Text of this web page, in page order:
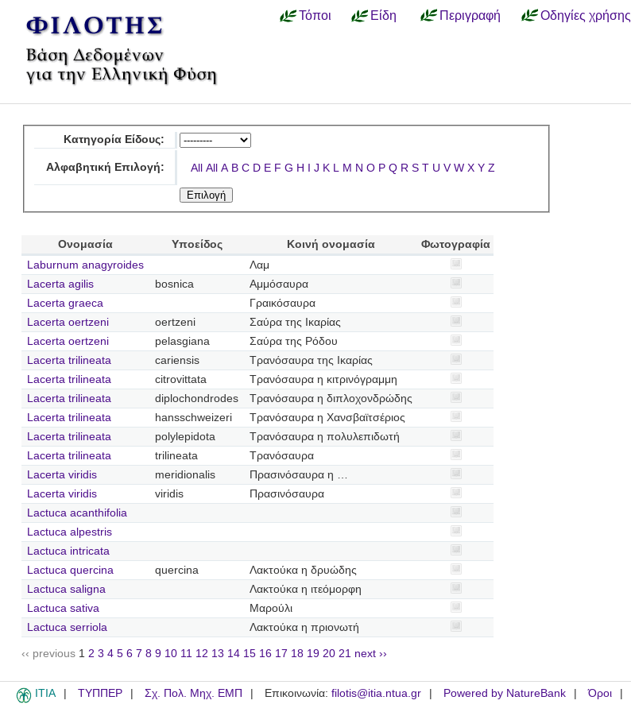
Τόποι Είδη Περιγραφή Οδηγίες χρήσης
Κατηγορία Είδους:
Αλφαβητική Επιλογή: All All A B C D E F G H I J K L M N O P Q R S T U V W X Y Z
Ονομασία Υποείδος Κοινή ονομασία
Φωτογραφία
Laburnum anagyroides
Λαμ
Lacerta agilis
bosnica
Αμμόσαυρα
Lacerta graeca
Γραικόσαυρα
Lacerta oertzeni
oertzeni
Σαύρα της Ικαρίας
Lacerta oertzeni
pelasgiana
Σαύρα της Ρόδου
Lacerta trilineata
cariensis
Τρανόσαυρα της Ικαρίας
Lacerta trilineata
citrovittata
Τρανόσαυρα η κιτρινόγραμμη
Lacerta trilineata
diplochondrodes
Τρανόσαυρα η διπλοχονδρώδης
Lacerta trilineata
hansschweizeri
Τρανόσαυρα η Χανσβαϊτσέριος
Lacerta trilineata
polylepidota
Τρανόσαυρα η πολυλεπιδωτή
Lacerta trilineata
trilineata
Τρανόσαυρα
Lacerta viridis
meridionalis
Πρασινόσαυρα η …
Lacerta viridis
viridis
Πρασινόσαυρα
Lactuca acanthifolia
Lactuca alpestris
Lactuca intricata
Lactuca quercina
quercina
Λακτούκα η δρυώδης
Lactuca saligna
Λακτούκα η ιτεόμορφη
Lactuca sativa
Μαρούλι
Lactuca serriola
Λακτούκα η πριονωτή
‹‹ previous 1 2 3 4 5 6 7 8 9 10 11 12 13 14 15 16 17 18 19 20 21 next ››
ITIA ΤΥΠΠΕΡ Σχ. Πολ. Μηχ. ΕΜΠ Επικοινωνία: filotis@itia.ntua.gr Powered by NatureBank Όροι